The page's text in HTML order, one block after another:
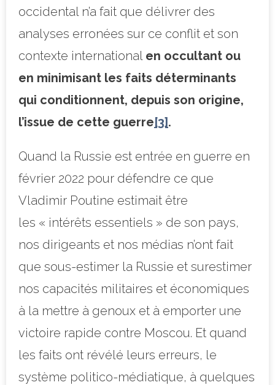
occidental n’a fait que délivrer des
analyses erronées sur ce conflit et son
contexte international en occultant ou
en minimisant les faits déterminants
qui conditionnent, depuis son origine,
l’issue de cette guerre[3].
Quand la Russie est entrée en guerre en
février 2022 pour défendre ce que
Vladimir Poutine estimait être
les « intérêts essentiels » de son pays,
nos dirigeants et nos médias n’ont fait
que sous-estimer la Russie et surestimer
nos capacités militaires et économiques
à la mettre à genoux et à emporter une
victoire rapide contre Moscou. Et quand
les faits ont révélé leurs erreurs, le
système politico-médiatique, à quelques